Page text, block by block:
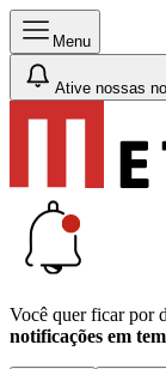
Menu
Ative nossas
Você quer ficar por
notificações em